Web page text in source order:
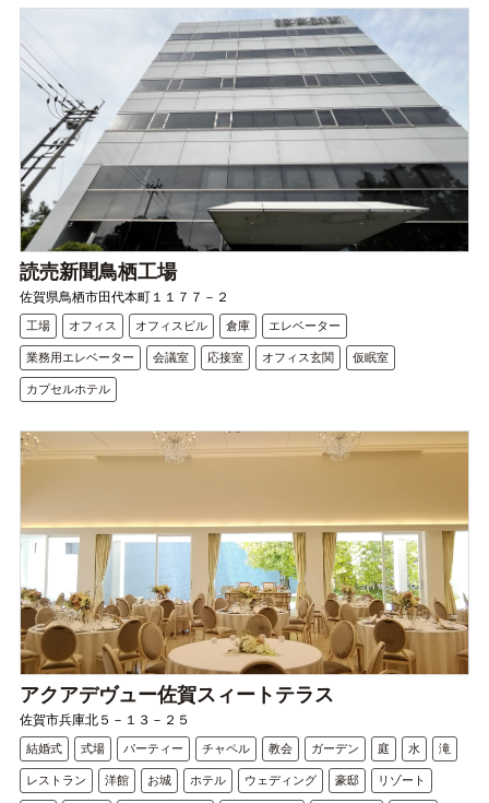
読売新聞鳥栖工場
佐賀県鳥栖市田代本町１１７７－２
工場 オフィス オフィスビル 倉庫 エレベーター
業務用エレベーター 会議室 応接室 オフィス玄関 仮眠室
カプセルホテル
アクアデヴュー佐賀スィートテラス
佐賀市兵庫北５－１３－２５
結婚式 式場 パーティー チャペル 教会 ガーデン 庭 水 滝
レストラン 洋館 お城 ホテル ウェディング 豪邸 リゾート